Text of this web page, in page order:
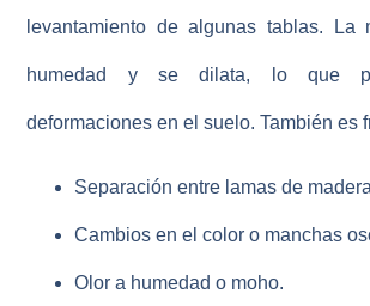
levantamiento de algunas tablas. La
humedad y se dilata, lo que
deformaciones en el suelo. También es
Separación entre lamas de
Cambios en el color o manchas
Olor a humedado moho.